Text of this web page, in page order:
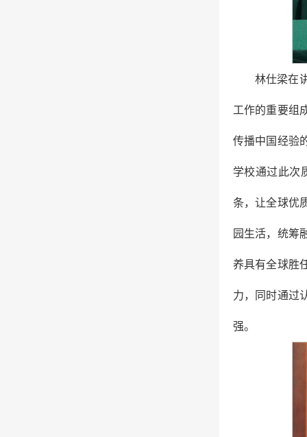
林仕梁在
工作的重要组
传播中国经验
学校通过此次
条，让全球优
园生活，统筹
养具有全球胜
力，同时通过
强。